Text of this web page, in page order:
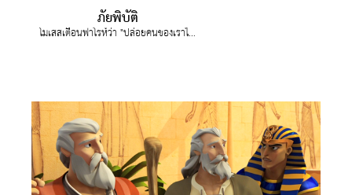
ภัยพิบัติ
โมเสสเตือนฟาโรห์ว่า "ปล่อยคนของเราไป" เพราะฟาโรห์ไม่ยอม พระเจ้าจึงส่งภัยพิบัติมาสิบครั้ง